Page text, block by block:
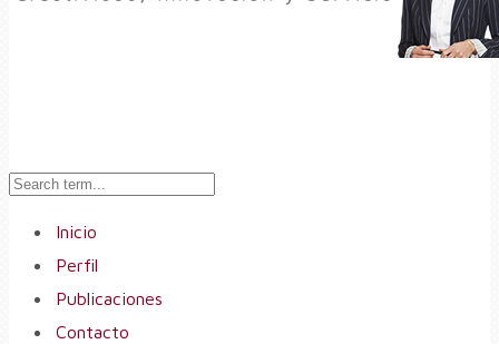
Inicio
Perfil
Publicaciones
Contacto